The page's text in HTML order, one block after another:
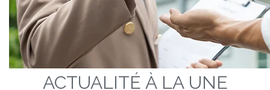
ACTUALITÉ À LA UNE